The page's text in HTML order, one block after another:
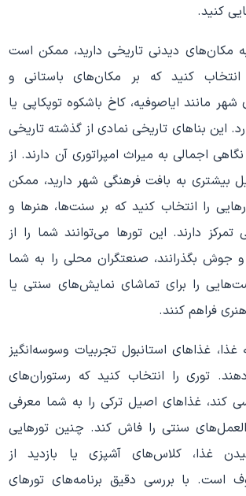
کنید.
مکان‌های دیدنی تاریخی دارید، ممکن است
انتخاب کنید که بر مکان‌های باستانی و
مانند ایاصوفیه، کاخ باشکوه توپکاپی یا
این بناهای تاریخی نمادی از گذشته تاریخی
اجمالی به میراث امپراتوری آن دارند. از
بیشتری به بافت فرهنگی شهر دارید، ممکن
را انتخاب کنید که بر سنت‌ها، هنرها و
دارند. این تورها می‌توانند شما را از
بگذرانند، صنعتگران محلی را به شما
را برای تماشای نمایش‌های سنتی یا
فراهم کنند.
غذا، غذاهای استانبول تجربیات وسوسه‌انگیز
توری را انتخاب کنید که رستوران‌های
کند، غذاهای اصیل ترکی را به شما معرفی
سنتی را فاش کند. چنین تورهایی
غذا، کلاس‌های آشپزی یا بازدید از
است. با بررسی دقیق برنامه‌های تورهای